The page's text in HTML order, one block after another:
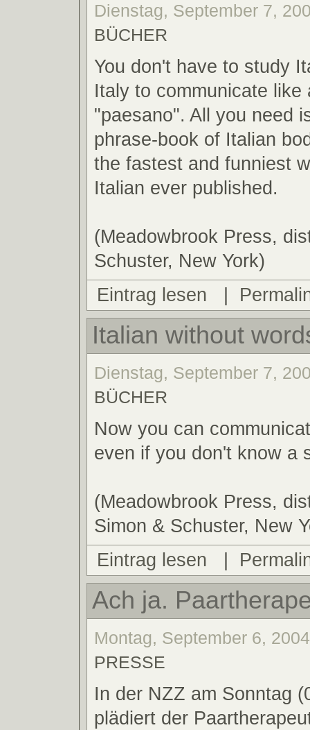
Dienstag, September 7,
BÜCHER
You don't have to study
Italy to communicate like
"paesano". All you need
phrase-book of Italian
the fastest and funniest
Italian ever published.
(Meadowbrook Press,
Schuster, New York)
Eintrag lesen
Italian without
Dienstag, September 7,
BÜCHER
Now you can
even if you don't know a
(Meadowbrook Press,
Simon & Schuster, New
Eintrag lesen
Ach ja.
Montag, September 6,
PRESSE
In der NZZ am Sonntag
plädiert der